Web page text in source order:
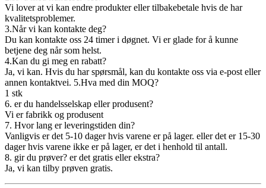
Vi lover at vi kan endre produkter eller tilbakebetale hvis de har
kvalitetsproblemer.
3.Når vi kan kontakte deg?
Du kan kontakte oss 24 timer i døgnet. Vi er glade for å kunne
betjene deg når som helst.
4.Kan du gi meg en rabatt?
Ja, vi kan. Hvis du har spørsmål, kan du kontakte oss via e-post eller
annen kontaktvei. 5.Hva med din MOQ?
1 stk
6. er du handelsselskap eller produsent?
Vi er fabrikk og produsent
7. Hvor lang er leveringstiden din?
Vanligvis er det 5-10 dager hvis varene er på lager. eller det er 15-30
dager hvis varene ikke er på lager, er det i henhold til antall.
8. gir du prøver? er det gratis eller ekstra?
Ja, vi kan tilby prøven gratis.